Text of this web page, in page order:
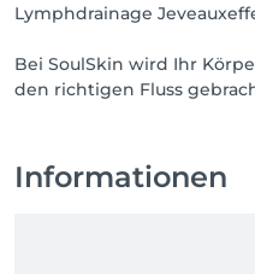
Lymphdrainage
Bei SoulSkin wird Ihr
den richtigen Fluss
Informationen